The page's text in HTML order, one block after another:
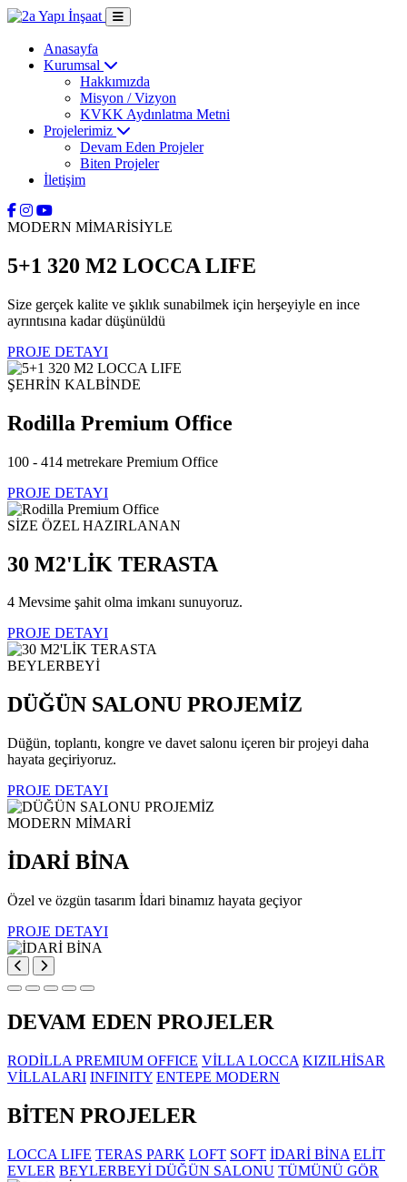
Anasayfa
Kurumsal
Hakkımızda
Misyon / Vizyon
KVKK Aydınlatma Metni
Projelerimiz
Devam Eden Projeler
Biten Projeler
İletişim
MODERN MİMARİSİYLE
5+1 320 M2 LOCCA LIFE
Size gerçek kalite ve şıklık sunabilmek için herşeyiyle en ince
ayrıntısına kadar düşünüldü
PROJE DETAYI
ŞEHRİN KALBİNDE
Rodilla Premium Office
100 - 414 metrekare Premium Office
PROJE DETAYI
SİZE ÖZEL HAZIRLANAN
30 M2'LİK TERASTA
4 Mevsime şahit olma imkanı sunuyoruz.
PROJE DETAYI
BEYLERBEYİ
DÜĞÜN SALONU PROJEMİZ
Düğün, toplantı, kongre ve davet salonu içeren bir projeyi daha
hayata geçiriyoruz.
PROJE DETAYI
MODERN MİMARİ
İDARİ BİNA
Özel ve özgün tasarım İdari binamız hayata geçiyor
PROJE DETAYI
DEVAM EDEN PROJELER
RODİLLA PREMIUM OFFICE VİLLA LOCCA KIZILHİSAR
VİLLALARI INFINITY ENTEPE MODERN
BİTEN PROJELER
LOCCA LIFE TERAS PARK LOFT SOFT İDARİ BİNA ELİT
EVLER BEYLERBEYİ DÜĞÜN SALONU TÜMÜNÜ GÖR